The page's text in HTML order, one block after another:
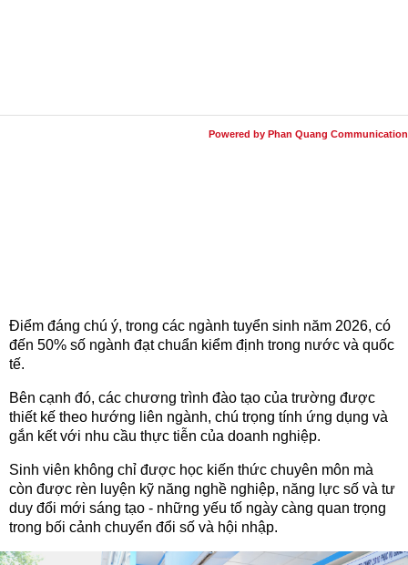
Powered by Phan Quang Communication
Điểm đáng chú ý, trong các ngành tuyển sinh năm 2026, có
đến 50% số ngành đạt chuẩn kiểm định trong nước và quốc
tế.
Bên cạnh đó, các chương trình đào tạo của trường được
thiết kế theo hướng liên ngành, chú trọng tính ứng dụng và
gắn kết với nhu cầu thực tiễn của doanh nghiệp.
Sinh viên không chỉ được học kiến thức chuyên môn mà
còn được rèn luyện kỹ năng nghề nghiệp, năng lực số và tư
duy đổi mới sáng tạo - những yếu tố ngày càng quan trọng
trong bối cảnh chuyển đổi số và hội nhập.